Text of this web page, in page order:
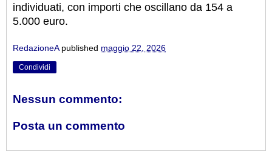
individuati, con importi che oscillano da 154 a
5.000 euro.
RedazioneA published maggio 22, 2026
Condividi
Nessun commento:
Posta un commento